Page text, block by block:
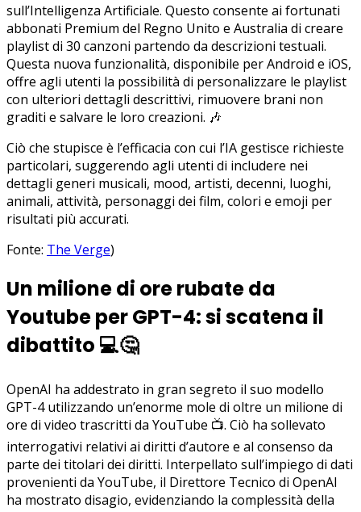
sull’Intelligenza Artificiale. Questo consente ai fortunati
abbonati Premium del Regno Unito e Australia di creare
playlist di 30 canzoni partendo da descrizioni testuali.
Questa nuova funzionalità, disponibile per Android e iOS,
offre agli utenti la possibilità di personalizzare le playlist
con ulteriori dettagli descrittivi, rimuovere brani non
graditi e salvare le loro creazioni. 🎶
Ciò che stupisce è l’efficacia con cui l’IA gestisce richieste
particolari, suggerendo agli utenti di includere nei
dettagli generi musicali, mood, artisti, decenni, luoghi,
animali, attività, personaggi dei film, colori e emoji per
risultati più accurati.
Fonte: The Verge)
Un milione di ore rubate da
Youtube per GPT-4: si scatena il
dibattito 💻🤔
OpenAI ha addestrato in gran segreto il suo modello
GPT-4 utilizzando un’enorme mole di oltre un milione di
ore di video trascritti da YouTube 📺. Ciò ha sollevato
interrogativi relativi ai diritti d’autore e al consenso da
parte dei titolari dei diritti. Interpellato sull’impiego di dati
provenienti da YouTube, il Direttore Tecnico di OpenAI
ha mostrato disagio, evidenziando la complessità della